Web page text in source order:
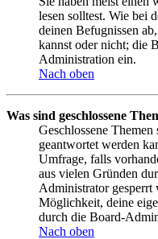
lesen solltest. Wie bei
deinen Befugnissen
kannst oder nicht; die
Administration ein.
Nach oben
Was sind geschlossene
Geschlossene
geantwortet werden
Umfrage, falls
aus vielen Gründen
Administrator gesperrt
Möglichkeit, deine
durch die Board-
Nach oben